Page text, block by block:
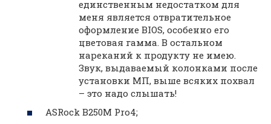
единственным недостатком для
меня является отвратительное
оформление BIOS, особенно его
цветовая гамма. В остальном
нареканий к продукту не имею.
Звук, выдаваемый колонками после
установки МП, выше всяких похвал
– это надо слышать!
ASRock B250M Pro4;